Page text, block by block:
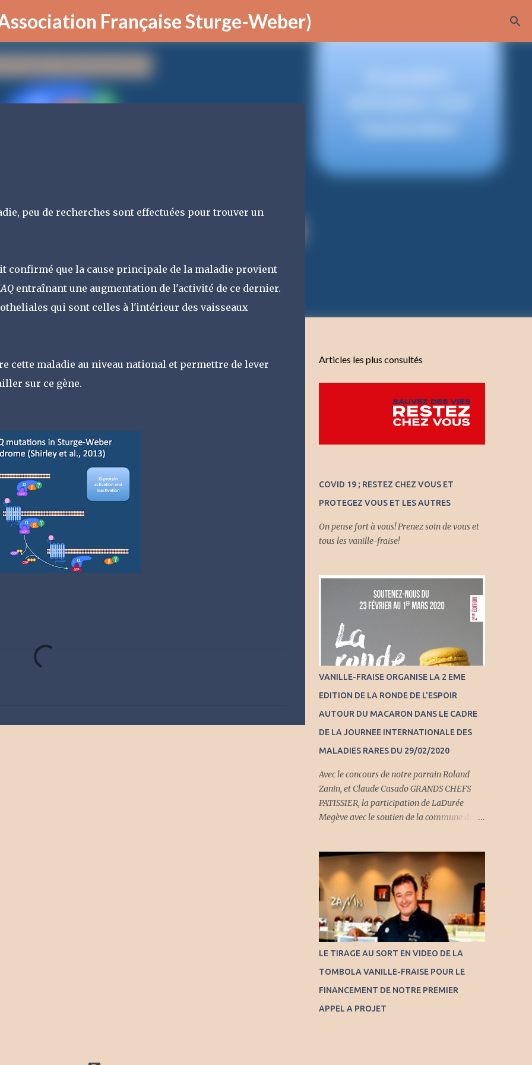
Accéder au contenu principal
Française Sturge-Weber)
peu de recherches sont effectuées pour trouver un
confirmé que la cause principale de la maladie provient
entraînant une augmentation de l'activité de ce dernier.
qui sont celles à l'intérieur des vaisseaux
cette maladie au niveau national et permettre de lever
sur ce gène.
Articles les plus consultés
COVID 19 ; RESTEZ CHEZ VOUS ET
PROTEGEZ VOUS ET LES AUTRES
On pense fort à vous! Prenez soin de vous et
tous les vanille-fraise!
VANILLE-FRAISE ORGANISE LA 2 EME
EDITION DE LA RONDE DE L'ESPOIR
AUTOUR DU MACARON DANS LE CADRE
DE LA JOURNEE INTERNATIONALE DES
MALADIES RARES DU 29/02/2020
Avec le concours de notre parrain Roland
Zanin, et Claude Casado GRANDS CHEFS
PATISSIER, la participation de LaDurée
Megève avec le soutien de la commune de
LE TIRAGE AU SORT EN VIDEO DE LA
TOMBOLA VANILLE-FRAISE POUR LE
FINANCEMENT DE NOTRE PREMIER
APPEL A PROJET